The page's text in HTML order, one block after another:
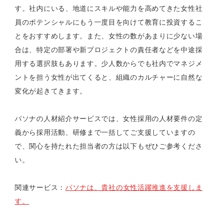
す。社内にいる、地道にスキルや能力を高めてきた女性社
員のポテンシャルにもう一度目を向けて教育に投資するこ
とをおすすめします。また、女性の数があまりに少ない場
合は、特定の部署や新プロジェクトの責任者などを中途採
用する選択肢もあります。少人数からでも社内でマネジメ
ントを担う女性が出てくると、組織のカルチャーに自然な
変化が起きてきます。
パソナの人材紹介サービスでは、女性採用の人材要件の定
義から採用活動、研修まで一括してご支援していますの
で、関心を持たれた担当者の方は以下もぜひご参考くださ
い。
関連サービス： パソナは、貴社の女性活躍推進を支援しま
す。